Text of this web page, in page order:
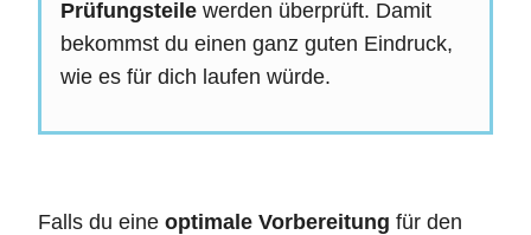
Prüfungsteile werden überprüft. Damit
bekommst du einen ganz guten Eindruck,
wie es für dich laufen würde.
Falls du eine optimale Vorbereitung für den